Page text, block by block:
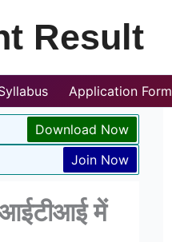
Result
Application Form
Download Now
Join Now
में